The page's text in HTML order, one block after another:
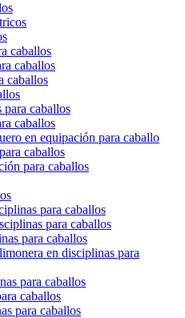
caballos
caballos
caballos
para caballos
caballos
en equipación para caballo
caballos
para caballos
para caballos
para caballos
para caballos
en disciplinas para
para caballos
caballos
para caballos